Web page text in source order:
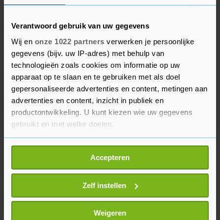
Verantwoord gebruik van uw gegevens
Wij en onze 1022 partners verwerken je persoonlijke
gegevens (bijv. uw IP-adres) met behulp van
technologieën zoals cookies om informatie op uw
apparaat op te slaan en te gebruiken met als doel
gepersonaliseerde advertenties en content, metingen aan
advertenties en content, inzicht in publiek en
productontwikkeling. U kunt kiezen wie uw gegevens
gebruikt en met welke doelen.
Als u het toestaat, willen we ook graag:
Informatie verzamelen over uw geografische
locatie, die tot een paar meter nauwkeurig kan zijn
Uw apparaat identificeren door het actief te
scannen op specifieke eigenschappen (fingerprinting)
Lees meer over hoe uw persoonlijke gegevens worden
Accepteren
Zelf instellen
Weigeren
Meer uit Buitenland
Senaat VS neemt wet aan om
shutdown voorlopig af te wenden
28 minuten geleden